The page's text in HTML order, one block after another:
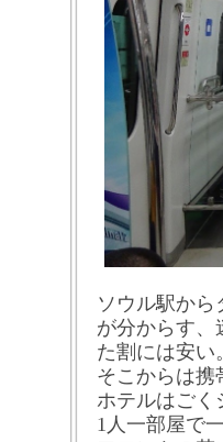
ソウル駅か
が分からす、
た割には安い
そこからは携
ホテルはごく
1 人一部屋で